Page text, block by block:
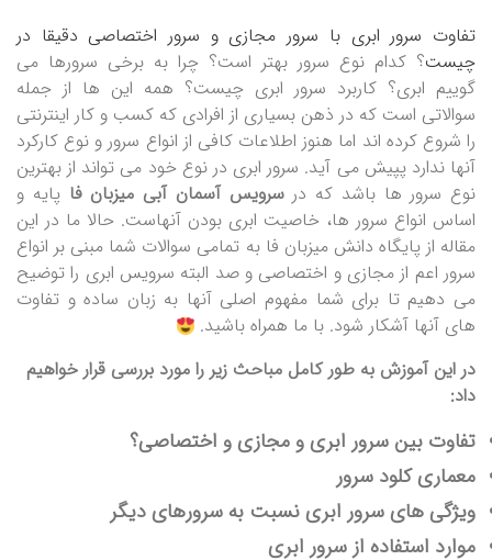
تفاوت سرور ابری با سرور مجازی و سرور اختصاصی دقیقا در
چیست؟ کدام نوع سرور بهتر است؟ چرا به برخی سرورها می
گوییم ابری؟ کاربرد سرور ابری چیست؟ همه این ها از جمله
سوالاتی است که در ذهن بسیاری از افرادی که کسب و کار اینترنتی
را شروع کرده اند اما هنوز اطلاعات کافی از انواع سرور و نوع کارکرد
آنها ندارد پپیش می آید. سرور ابری در نوع خود می تواند از بهترین
نوع سرور ها باشد که درسرویس آسمان آبی میزبان فا پایه و
اساس انواع سرور ها، خاصیت ابری بودن آنهاست. حالا ما در این
مقاله از پایگاه دانش میزبان فا به تمامی سوالات شما مبنی بر انواع
سرور اعم از مجازی و اختصاصی و صد البته سرویس ابری را توضیح
می دهیم تا برای شما مفهوم اصلی آنها به زبان ساده و تفاوت
های آنها آشکار شود. با ما همراه باشید.
در این آموزش به طور کامل مباحث زیر را مورد بررسی قرار خواهیم
داد:
تفاوت بین سرور ابری و مجازی و اختصاصی؟
معماری کلود سرور
ویژگی های سرور ابری نسبت به سرورهای دیگر
موارد استفاده از سرور ابری